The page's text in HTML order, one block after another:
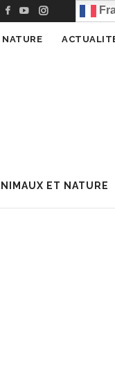
ET NATURE